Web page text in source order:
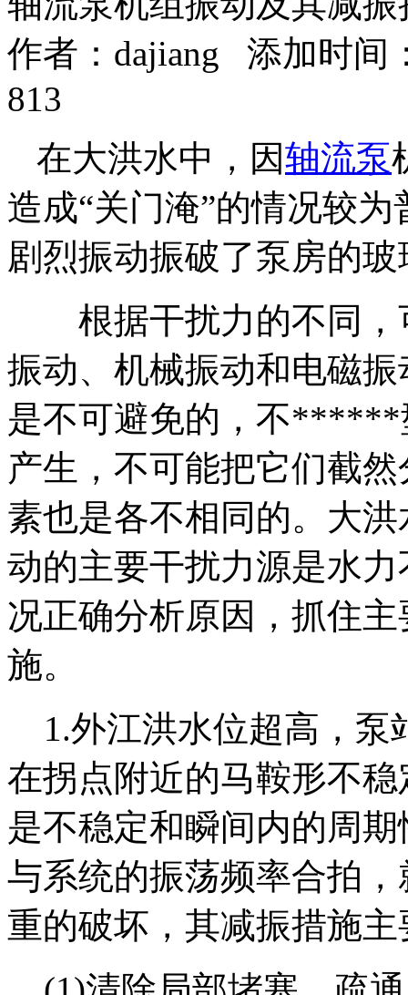
作者： dajiang 添加时间
813
在大洪水中，因轴流泵
造成“关门淹”的情况较
剧烈振动振破了泵房的玻
根据干扰力的不同，
振动、机械振动和电磁
是不可避免的，不******
产生，不可能把它们截
素也是各不相同的。大洪
动的主要干扰力源是水
况正确分析原因，抓住
施。
1.外江洪水位超高，泵
在拐点附近的马鞍形不
是不稳定和瞬间内的周
与系统的振荡频率合拍
重的破坏，其减振措施主